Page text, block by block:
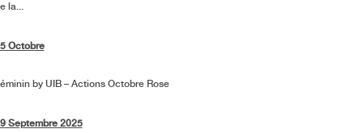
la...
Octobre
by UIB – Actions Octobre Rose
Septembre 2025